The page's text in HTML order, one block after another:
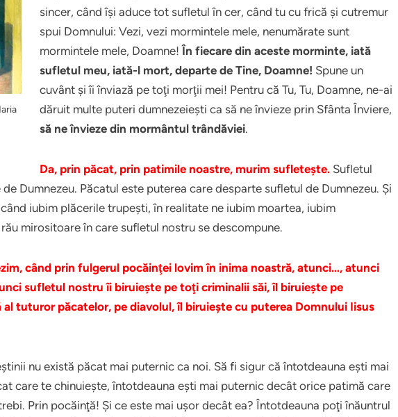
sincer, când îşi aduce tot sufletul în cer, când tu cu frică şi cutremur
spui Domnului: Vezi, vezi mormintele mele, nenumărate sunt
mormintele mele, Doamne!În fiecare din aceste morminte, iată
sufletul meu, iată-l mort, departe de Tine, Doamne! Spune un
cuvânt şi îi înviază pe toţi morţii mei! Pentru că Tu, Tu, Doamne, ne-ai
dăruit multe puteri dumnezeieşti ca să ne învieze prin Sfânta Înviere,
să ne învieze din mormântul trândăviei.
Da, prin păcat, prin patimile noastre, murim sufleteşte. Sufletul
Dumnezeu. Păcatul este puterea care desparte sufletul de Dumnezeu. Şi
iubim plăcerile trupeşti, în realitate ne iubim moartea, iubim
mirositoare în care sufletul nostru se descompune.
când prin fulgerul pocăinţei lovim în inima noastră, atunci…, atunci
sufletul nostru îi biruieşte pe toţi criminalii săi, îl biruieşte pe
tuturor păcatelor, pe diavolul, îl biruieşte cu puterea Domnului Iisus
nu există păcat mai puternic ca noi. Să fi sigur că întotdeauna eşti mai
care te chinuieşte, întotdeauna eşti mai puternic decât orice patimă care
Prin pocăinţă! Şi ce este mai uşor decât ea? Întotdeauna poţi înăuntrul